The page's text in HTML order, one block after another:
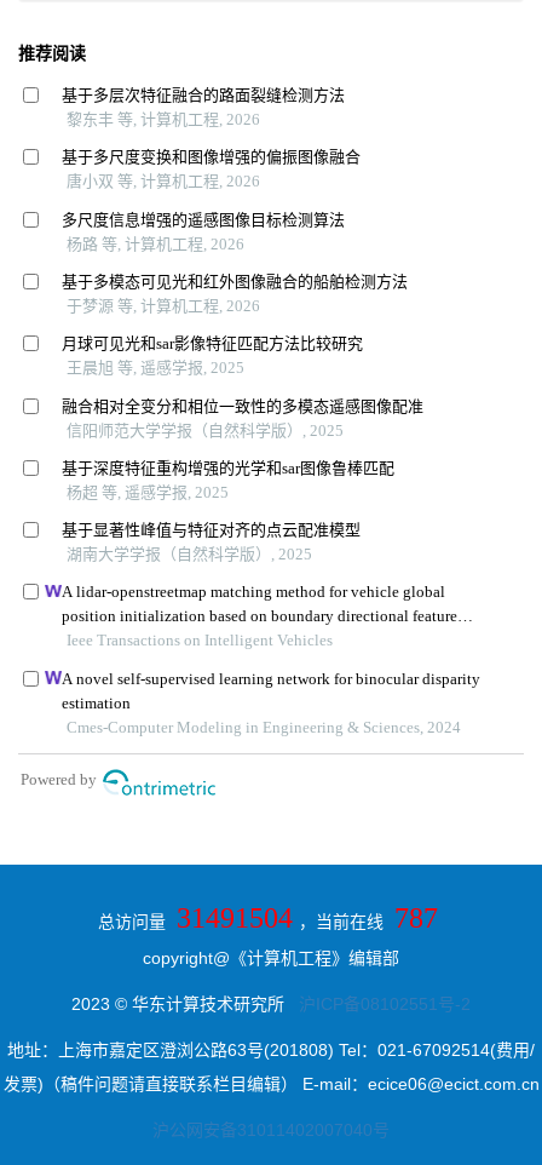
总访问量 31491504 ，当前在线 787
copyright@《计算机工程》编辑部
2023 © 华东计算技术研究所 沪ICP备08102551号-2
地址：上海市嘉定区澄浏公路63号(201808) Tel：021-67092514(费用/
发票)（稿件问题请直接联系栏目编辑） E-mail：ecice06@ecict.com.cn
沪公网安备31011402007040号